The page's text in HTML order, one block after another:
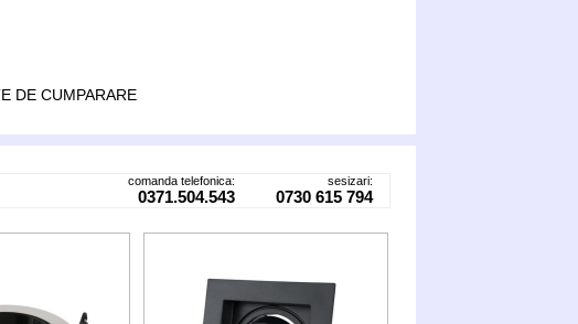
DE CUMPARARE
comanda telefonica:
0371.504.543
sesizari:
0730 615 794